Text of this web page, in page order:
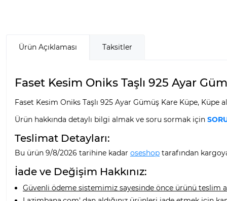
Ürün Açıklaması Taksitler
Faset Kesim Oniks Taşlı 925 Ayar
Faset Kesim Oniks Taşlı 925 Ayar Gümüş Kare Küpe, Küpe
Ürün hakkında detaylı bilgi almak ve soru sormak için
Teslimat Detayları:
Bu ürün 9/8/2026 tarihine kadar oseshop tarafından
İade ve Değişim Hakkınız:
Güvenli ödeme sistemimiz sayesinde önce ürünü teslim